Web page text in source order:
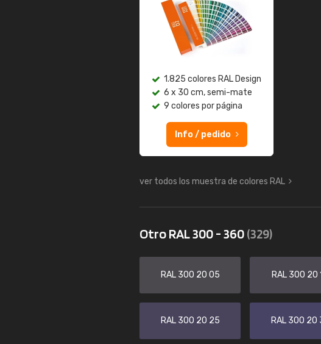
1.825 colores RAL Design
6 x 30 cm, semi-mate
9 colores por página
Info / pedido
ver todos los muestra de colores RAL
Otro RAL 300 - 360(329)
RAL 300 20 05 RAL 300 20
RAL 300 20 25 RAL 300 20